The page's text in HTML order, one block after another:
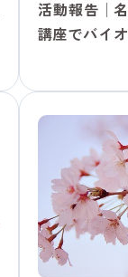
活動報告│
講座でバイ